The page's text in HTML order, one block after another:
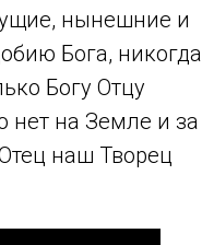
нынешние и
Бога, никогда
Богу Отцу
нет на Земле и за
наш Творец